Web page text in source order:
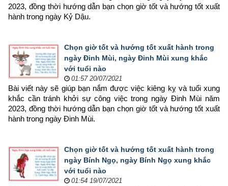
2023, đồng thời hướng dẫn bạn chọn giờ tốt và hướng tốt xuất
hành trong ngày Kỷ Dậu.
Chọn giờ tốt và hướng tốt xuất hành trong
ngày Đinh Mùi, ngày Đinh Mùi xung khắc
với tuổi nào
01:57 20/07/2021
Bài viết này sẽ giúp bạn nắm được việc kiêng kỵ và tuổi xung
khắc cần tránh khởi sự công việc trong ngày Đinh Mùi năm
2023, đồng thời hướng dẫn bạn chọn giờ tốt và hướng tốt xuất
hành trong ngày Đinh Mùi.
Chọn giờ tốt và hướng tốt xuất hành trong
ngày Bính Ngọ, ngày Bính Ngọ xung khắc
với tuổi nào
01:54 19/07/2021